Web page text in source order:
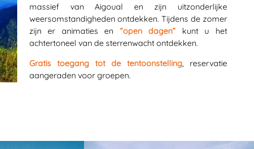
massief van Aigoual en zijn uitzonderlijke
weersomstandigheden ontdekken. Tijdens de zomer
zijn er animaties en “open dagen” kunt u het
achtertoneel van de sterrenwacht ontdekken.
Gratis toegang tot de tentoonstelling, reservatie
aangeraden voor groepen.